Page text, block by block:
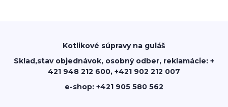
Kotlikové súpravy na guláš
Sklad,stav objednávok, osobný odber, reklamácie: +
421 948 212 600, +421 902 212 007
e-shop: +421 905 580 562